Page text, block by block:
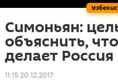
Симоньян:
объяснить,
делает Россия
11:15 20.12.2017